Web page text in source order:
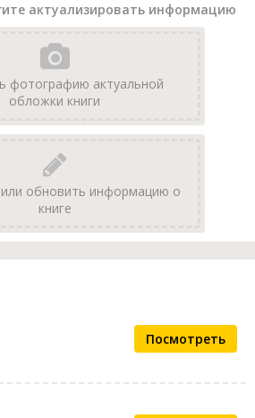
актуализировать информацию
фотографию актуальной
обложки книги
обновить информацию о
книге
Посмотреть